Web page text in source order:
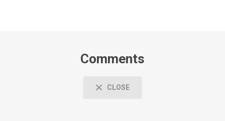
Comments
CLOSE